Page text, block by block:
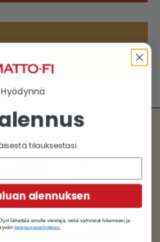
toimitus
ja luotettavat toimitukset
kotiovellesi
asiakasta
rakastavat
mattojamme -
Hyödynnä
tilauksestasi.
alennuksen
lähettää sinulle viestejä, sekä vahvistat lukeneesi ja
tietosuojaselosteen.